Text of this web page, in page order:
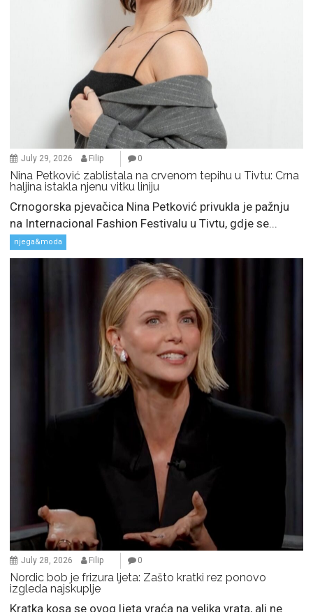
July 29, 2026 Filip 0
Nina Petković zablistala na crvenom tepihu u Tivtu: Crna
haljina istakla njenu vitku liniju
Crnogorska pjevačica Nina Petković privukla je pažnju
na Internacional Fashion Festivalu u Tivtu, gdje se...
njega&moda
July 28, 2026 Filip 0
Nordic bob je frizura ljeta: Zašto kratki rez ponovo
izgleda najskuplje
Kratka kosa se ovog ljeta vraća na velika vrata, ali ne